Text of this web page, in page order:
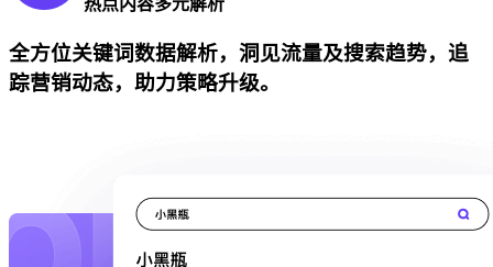
热点内容多元解析
全方位关键词数据解析，洞见流量及搜索趋势，追
踪营销动态，助力策略升级。